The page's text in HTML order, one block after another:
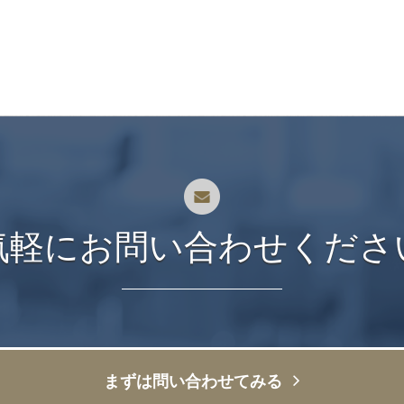
軽にお問い合わせくださ
まずは問い合わせてみる